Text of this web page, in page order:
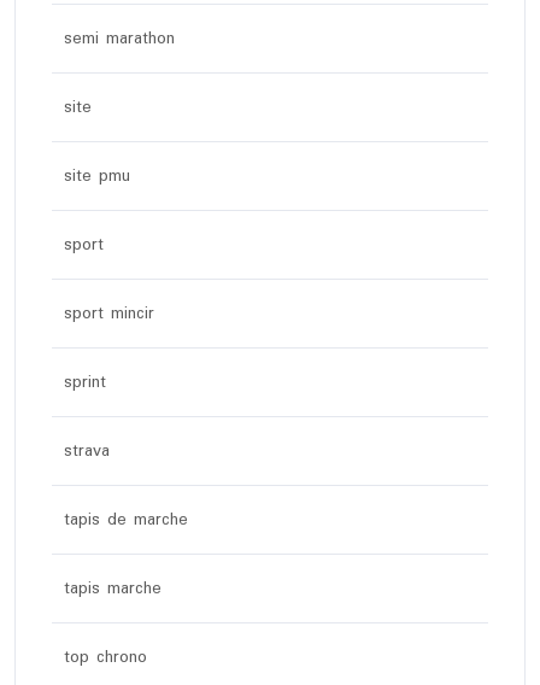
semi marathon
site
site pmu
sport
sport mincir
sprint
strava
tapis de marche
tapis marche
top chrono